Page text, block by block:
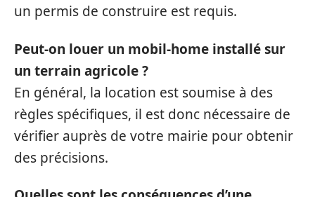
un permis de construire est requis.
Peut-on louer un mobil-home installé sur
un terrain agricole ?
En général, la location est soumise à des
règles spécifiques, il est donc nécessaire de
vérifier auprès de votre mairie pour obtenir
des précisions.